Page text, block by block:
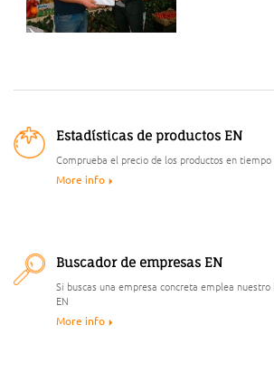
Estadísticas de productos EN
Comprueba el precio de los productos en tiempo
More info
Buscador de empresas EN
Si buscas una empresa concreta emplea nuestro
EN
More info